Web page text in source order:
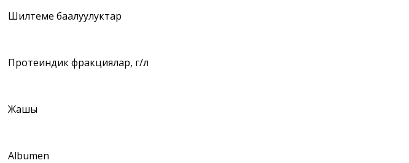
Шилтеме баалуулуктар
Протеиндик фракциялар, г/л
Жашы
Albumen